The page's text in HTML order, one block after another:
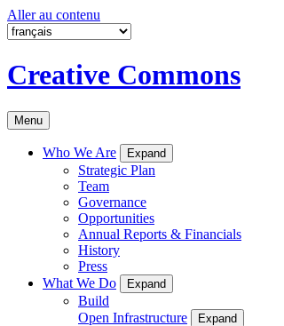
Aller au contenu
Creative Commons
Menu
Who We Are Expand
Strategic Plan
Team
Governance
Opportunities
Annual Reports & Financials
History
Press
What We Do
Expand
Build
Open Infrastructure
Expand